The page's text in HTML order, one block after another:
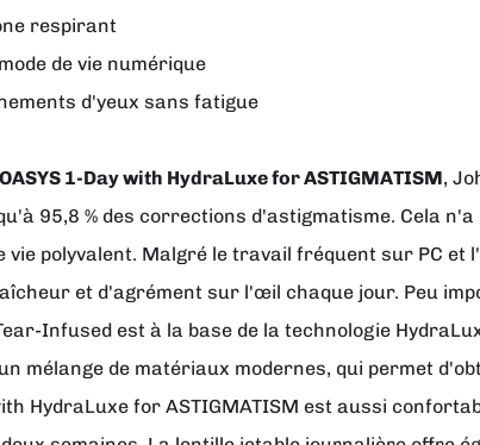
respirant
de vie numérique
d'yeux sans fatigue
OASYS 1-Day with HydraLuxe for ASTIGMATISM,
95,8 % des corrections d'astigmatisme. Cela
vie polyvalent. Malgré le travail fréquent sur PC et
et d'agrément sur l'œil chaque jour. Peu
Infused est à la base de la technologie
mélange de matériaux modernes, qui permet
HydraLuxe for ASTIGMATISM est aussi